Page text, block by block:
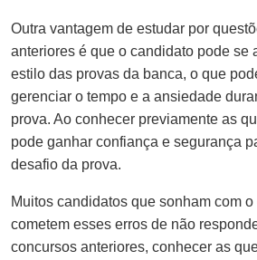
Outra vantagem de estudar por
anteriores é que o candidato pode se
estilo das provas da banca, o que
gerenciar o tempo e a ansiedade
prova. Ao conhecer previamente as
pode ganhar confiança e segurança
desafio da prova.
Muitos candidatos que sonham com
cometem esses erros de não
concursos anteriores, conhecer as